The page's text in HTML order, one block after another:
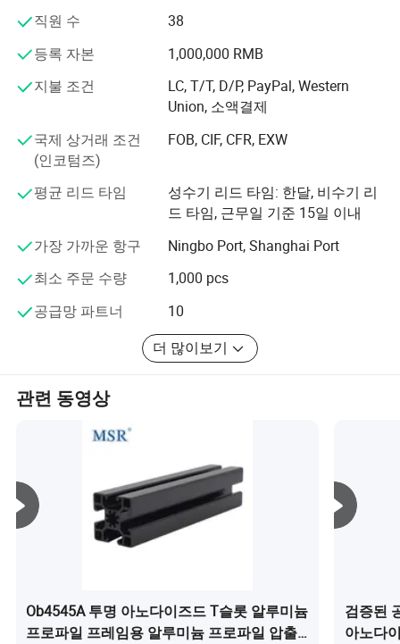
하게 하는 2000종 이상의 고급 제품을 보유하고 있습니다.
메셀은 모든 장비 제조업체와 설계자에게 직관적인 제품
임 커넥터부터 완전 자동화된 산업용 장비 플랫폼 조립까
지, 당사는 상세한 액세서리 지원 및 서비스를 제공할 수 있
습니다. 메젤과 MSR 관련 부품은 기본적인 산업 건설에서
부터 완전 자동 로봇 정밀 조정 부품에 이르기까지 모든 분
야에 관여합니다. 동시에 18세기 말까지 "지방 과학 및 기술
기업"으로 승인받았습니다. 19년 동안 이 회사는 고품질 제
품과 충성도 높은 대규모 고객 기반에 의존하여 온라인 비
로 성장시키기 위해 노력할 계획입니다. 에어 프로덕츠의
다양한 제품은 고객의 다양한 수요를 충족할 수 있습니다.
반"이라는 경영 원칙을 고수하며, 고객의 잠재적인 요구를
충족하기 위해 항상 최선을 다합니다. 우리 회사는 세계 경
제의 세계화 추세가 저항할 수 없는 힘으로 발전한 이후, 승
승의 상황을 실현하기 위해 전 세계 기업들과 성실히 협력
하고자 합니다.
직원 수
38
등록 자본
1,000,000 RMB
지불 조건
LC, T/T, D/P, PayPal, Western
Union, 소액결제
국제 상거래 조건
(인코텀즈)
FOB, CIF, CFR, EXW
평균 리드 타임
성수기 리드 타임: 한달, 비수기 리
드 타임, 근무일 기준 15일 이내
가장 가까운 항구
Ningbo Port, Shanghai Port
최소 주문 수량
1,000 pcs
공급망 파트너
10
더 많이보기
관련 동영상
Ob4545A 투명 아노다이즈드 T슬롯 알루미늄
프로파일 프레임용 알루미늄 프로파일 압출
검증된
아노다